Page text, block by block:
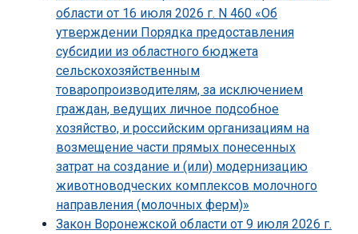
области от 16 июля 2026 г. N 460 «Об
утверждении Порядка предоставления
субсидии из областного бюджета
сельскохозяйственным
товаропроизводителям, за исключением
граждан, ведущих личное подсобное
хозяйство, и российским организациям на
возмещение части прямых понесенных
затрат на создание и (или) модернизацию
животноводческих комплексов молочного
направления (молочных ферм)»
Закон Воронежской области от 9 июля 2026 г.